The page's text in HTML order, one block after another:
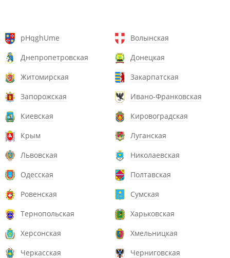
pHqghUme
Волынская
Днепропетровская
Донецкая
Житомирская
Закарпатская
Запорожская
Ивано-Франковская
Киевская
Кировоградская
Крым
Луганская
Львовская
Николаевская
Одесская
Полтавская
Ровенская
Сумская
Тернопольская
Харьковская
Херсонская
Хмельницкая
Черкасская
Черниговская